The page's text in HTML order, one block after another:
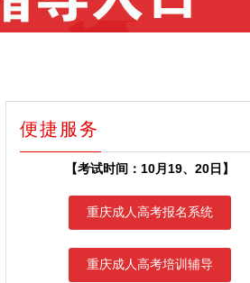
便捷服务
【考试时间：10月19、20日】
重庆成人高考报名系统
重庆成人高考培训辅导